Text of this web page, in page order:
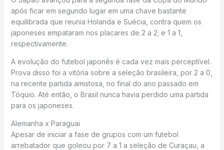
após ficar em segundo lugar em uma chave bastante
equilibrada que reunia Holanda e Suécia, contra quem os
japoneses empataram nos placares de 2 a 2; e 1 a 1,
respectivamente.
A evolução do futebol japonês é cada vez mais perceptível.
Prova disso foi a vitória sobre a seleção brasileira, por 2 a 0,
na recente partida amistosa, no final do ano passado em
Tóquio. Até então, o Brasil nunca havia perdido uma partida
para os japoneses.
Alemanha x Paraguai
Apesar de iniciar a fase de grupos com um futebol
arrebatador que goleou por 7 a 1 a seleção de Curaçau, a